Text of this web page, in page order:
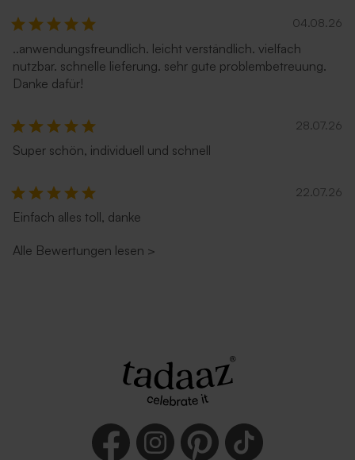
Hellblauer Umschlag
Umschlag in glänzendem
04.08.26
..anwendungsfreundlich. leicht verständlich. vielfach
nutzbar. schnelle lieferung. sehr gute problembetreuung.
Danke dafür!
28.07.26
Super schön, individuell und schnell
22.07.26
Einfach alles toll, danke
Alle Bewertungen lesen >